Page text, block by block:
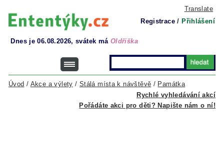
Translate
Registrace / Přihlášení
Dnes je 06.08.2026, svátek má Oldřiška
Rychlé vyhledávání akcí
Úvod / Akce a výlety / Stálá místa k návštěvě / Památka
Pořádáte akci pro děti? Napište nám o ní!